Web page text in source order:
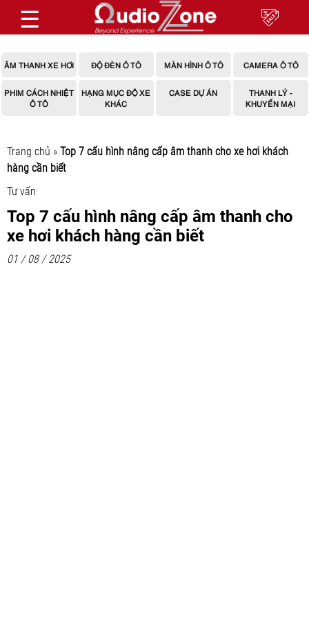
☰
ÂM THANH XE HƠI ĐỘ ĐÈN Ô TÔ MÀN HÌNH Ô TÔ CAMERA Ô TÔ
PHIM CÁCH NHIỆT
Ô TÔ
HẠNG MỤC ĐỘ XE
KHÁC
CASE DỰ ÁN
THANH LÝ -
KHUYẾN MẠI
Trang chủ » Top 7 cấu hình nâng cấp âm thanh cho xe hơi khách
hàng cần biết
Tư vấn
Top 7 cấu hình nâng cấp âm thanh cho
xe hơi khách hàng cần biết
01 / 08 / 2025